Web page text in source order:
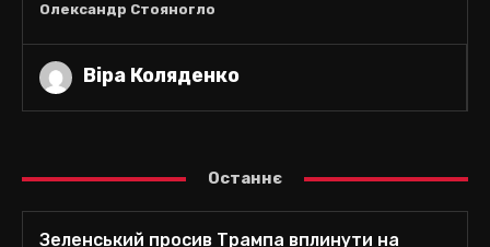
Віра Коляденко
Олександр Стояногло
Останнє
Зеленський просив Трампа вплинути на